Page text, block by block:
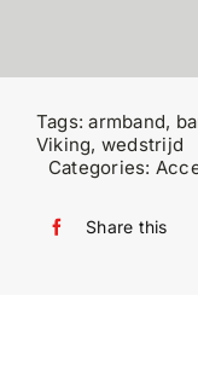
Tags:armband,
Viking, wedstrijd
Categories:
Share this